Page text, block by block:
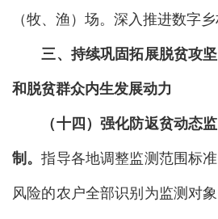
（牧、渔）场。深入推进数字乡
三、持续巩固拓展脱贫攻
和脱贫群众内生发展动力
（十四）强化防返贫动态
制。指导各地调整监测范围标
风险的农户全部识别为监测对